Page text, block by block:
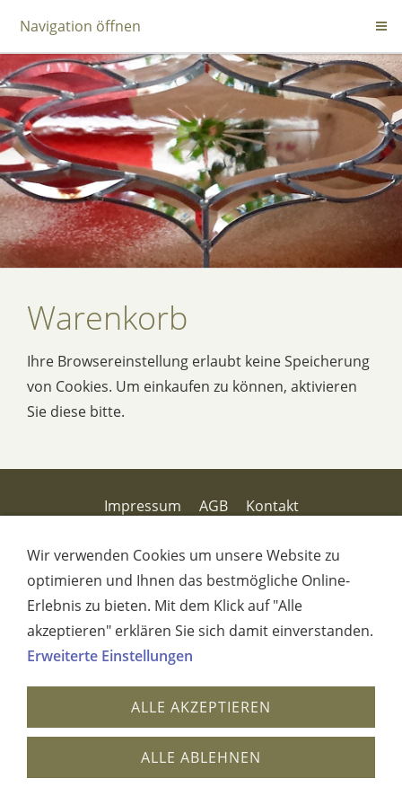
Navigation öffnen
Warenkorb
Ihre Browsereinstellung erlaubt keine Speicherung
von Cookies. Um einkaufen zu können, aktivieren
Sie diese bitte.
Impressum AGB
Kontakt
Datenschutz
Wir verwenden Cookies um unsere Website zu
optimieren und Ihnen das bestmögliche Online-
Erlebnis zu bieten. Mit dem Klick auf "Alle
akzeptieren" erklären Sie sich damit einverstanden.
Erweiterte Einstellungen
ALLE AKZEPTIEREN
ALLE ABLEHNEN